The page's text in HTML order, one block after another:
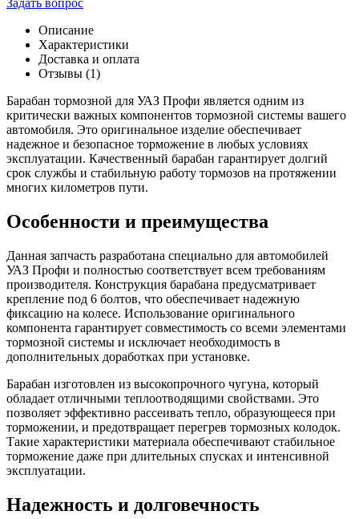
Барабан
тормозной
УАЗ
Профи
(УАЗ
под
6
болтов
Описание
Характеристики
Доставка и оплата
Отзывы (1)
Барабан тормозной для УАЗ Профи является одним из
критически важных компонентов тормозной системы вашего
автомобиля. Это оригинальное изделие обеспечивает
надежное и безопасное торможение в любых условиях
эксплуатации. Качественный барабан гарантирует долгий
срок службы и стабильную работу тормозов на протяжении
многих километров пути.
Особенности и преимущества
Данная запчасть разработана специально для автомобилей
УАЗ Профи и полностью соответствует всем требованиям
производителя. Конструкция барабана предусматривает
крепление под 6 болтов, что обеспечивает надежную
фиксацию на колесе. Использование оригинального
компонента гарантирует совместимость со всеми элементами
тормозной системы и исключает необходимость в
дополнительных доработках при установке.
Барабан изготовлен из высокопрочного чугуна, который
обладает отличными теплоотводящими свойствами. Это
позволяет эффективно рассеивать тепло, образующееся при
торможении, и предотвращает перегрев тормозных колодок.
Такие характеристики материала обеспечивают стабильное
торможение даже при длительных спусках и интенсивной
эксплуатации.
Надежность и долговечность